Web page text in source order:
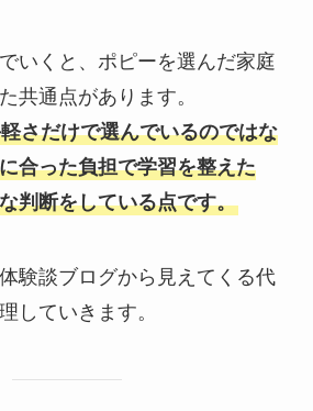
いくと、ポピーを選んだ家庭
共通点があります。
さだけで選んでいるのではな
合った負担で学習を整えた
判断をしている点です。
験談ブログから見えてくる代
していきます。